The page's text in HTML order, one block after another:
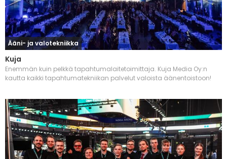
Ääni- ja valotekniikka
Kuja
Enemmän kuin pelkkä tapahtumalaitetoimittaja. Kuja Media Oy:n
kautta kaikki tapahtumatekniikan palvelut valoista äänentoistoon!